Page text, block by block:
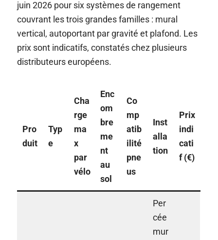
juin 2026 pour six systèmes de rangement
couvrant les trois grandes familles : mural
vertical, autoportant par gravité et plafond. Les
prix sont indicatifs, constatés chez plusieurs
distributeurs européens.
Pro
duit
Typ
e
Cha
rge
ma
x
par
vélo
Enc
om
bre
me
nt
au
sol
Co
mp
atib
ilité
pne
us
Inst
alla
tion
Prix
indi
cati
f (€)
Per
cée
mur